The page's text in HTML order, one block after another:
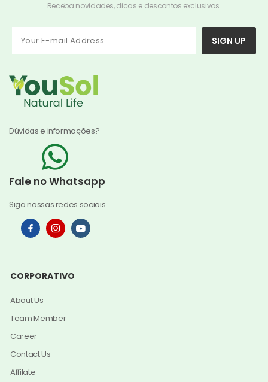
Receba novidades, dicas e descontos exclusivos.
SIGN UP
Dúvidas e informações?
Fale no Whatsapp
Siga nossas redes sociais.
CORPORATIVO
About Us
Team Member
Career
Contact Us
Affilate